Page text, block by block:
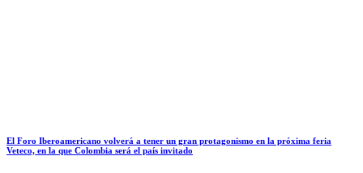
El Foro Iberoamericano volverá a tener un gran protagonismo en la próxima feria
Veteco, en la que Colombia será el país invitado